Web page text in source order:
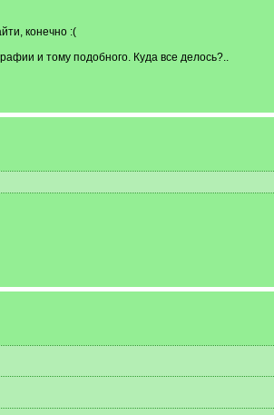
конечно :(
и тому подобного. Куда все делось?..